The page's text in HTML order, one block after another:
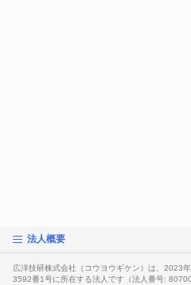
法人概要
広洋技研株式会社（コウヨウギケン）は、2023
3592番1号に所在する法人です（法人番号: